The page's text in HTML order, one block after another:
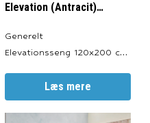
Elevation (Antracit)
Generelt
Elevationsseng 120x200 cm.
Valgfri Farve: Antracit, Sort,
Sand og Lysegrå.
Læs mere